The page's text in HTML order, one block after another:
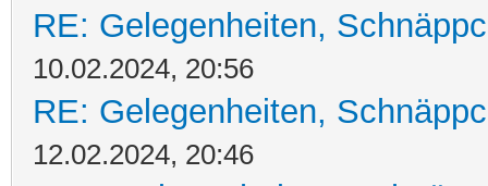
RE: Gelegenheiten,
10.02.2024, 20:56
RE: Gelegenheiten,
12.02.2024, 20:46